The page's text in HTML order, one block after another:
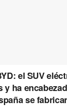
el SUV
y ha
se